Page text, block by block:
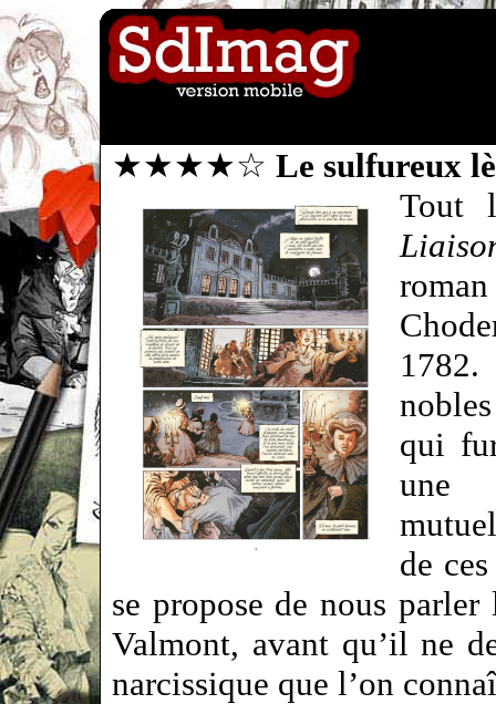
★★★★☆ Le sulfureux
Tout
qui
une
de
se propose de nous
Valmont, avant qu’il ne
narcissique que l’on